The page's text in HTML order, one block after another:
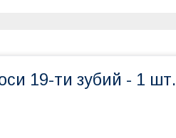
19-ти зубий - 1 шт.